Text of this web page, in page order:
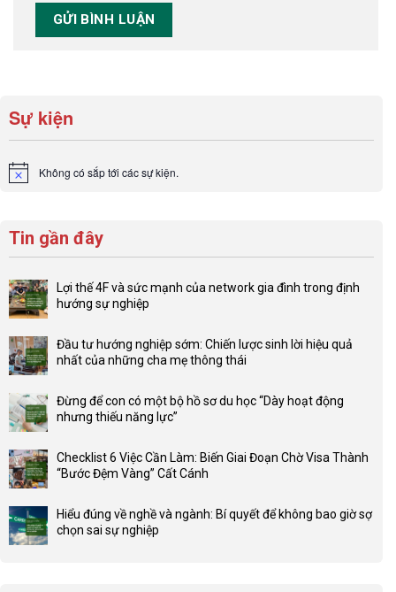
Sự kiện
Notice Không có sắp tới các sự kiện.
Tin gần đây
Lợi thế 4F và sức mạnh của network gia đình trong định
hướng sự nghiệp
có
bình
luận
Lợi
thế
sức
mạnh
network
gia
đình
Đầu tư hướng nghiệp sớm: Chiến lược sinh lời hiệu quả
nhất của những cha mẹ thông thái
bình
luận
Đầu
tư
sớm:
Chiến
Đừng để con có một bộ hồ sơ du học “Dày hoạt động
nhưng thiếu năng lực”
bình
luận
Đừng
để
Checklist 6 Việc Cần Làm: Biến Giai Đoạn Chờ Visa Thành
“Bước Đệm Vàng” Cất Cánh
bình
luận
Hiểu đúng về nghề và ngành: Bí quyết để không bao giờ sợ
chọn sai sự nghiệp